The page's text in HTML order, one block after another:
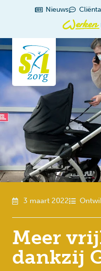
Nieuws
3 maart 2022
Meer
dankzij